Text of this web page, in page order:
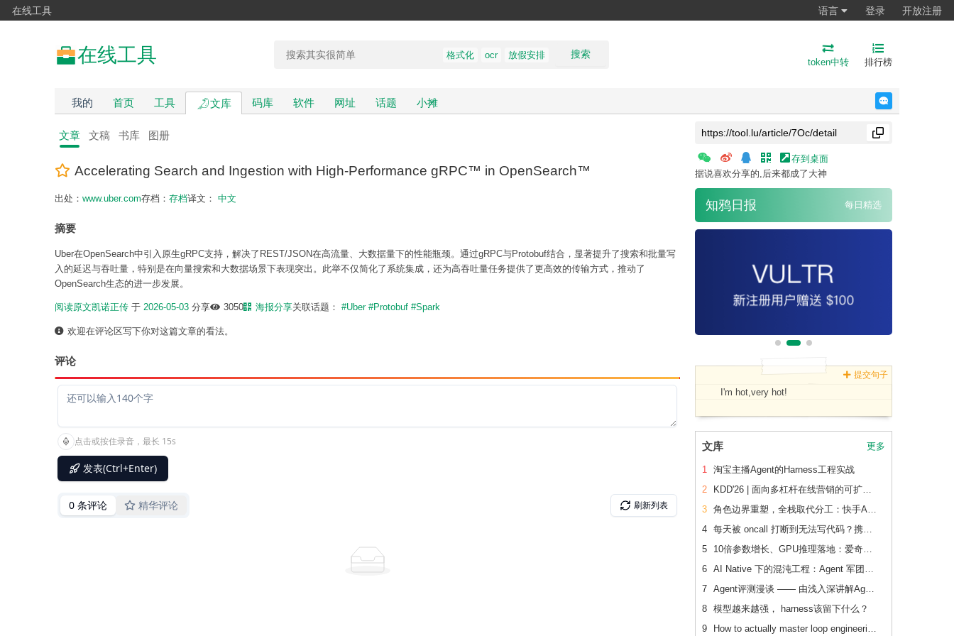
在线工具 语言 登录 开放注册
在线工具 搜索
格式化 ocr 放假安排
token中转 排行榜
我的 首页 工具 文库 码库 软件 网址 话题 小摊
文章 文稿 书库 图册
Accelerating Search and Ingestion with High-Performance gRPC™ in OpenSearch™
出处： www.uber.com存档： 存档译文： 中文
摘要
Uber在OpenSearch中引入原生gRPC支持，解决了REST/JSON在高流量、大数据量下的性能瓶颈。通过gRPC与Protobuf结合，显著提升了搜索和批量写
入的延迟与吞吐量，特别是在向量搜索和大数据场景下表现突出。此举不仅简化了系统集成，还为高吞吐量任务提供了更高效的传输方式，推动了
OpenSearch生态的进一步发展。
阅读原文凯诺正传 于 2026-05-03 分享 3050 海报分享关联话题： #Uber #Protobuf #Spark
欢迎在评论区写下你对这篇文章的看法。
评论
存到桌面
据说喜欢分享的,后来都成了大神
知鸦日报 每日精选
提交句子
I'm hot,very hot!
文库 更多
1 淘宝主播Agent的Harness工程实战
2
KDD'26 | 面向多杠杆在线营销的可扩展、可追踪联合 增量建模
3
角色边界重塑，全栈取代分工：快手AI生产力体系成形
4
每天被 oncall 打断到无法写代码？携程机票前端用这套方法把重复问题解决了2/3
5
10倍参数增长、GPU推理落地：爱奇艺广告CVR模型的升级之路
6
AI Native 下的混沌工程：Agent 军团如何重新定义系统韧性验证
7
Agent评测漫谈 —— 由浅入深讲解Agent评测
8 模型越来越强， harness该留下什么？
9
How to actually master loop engineering